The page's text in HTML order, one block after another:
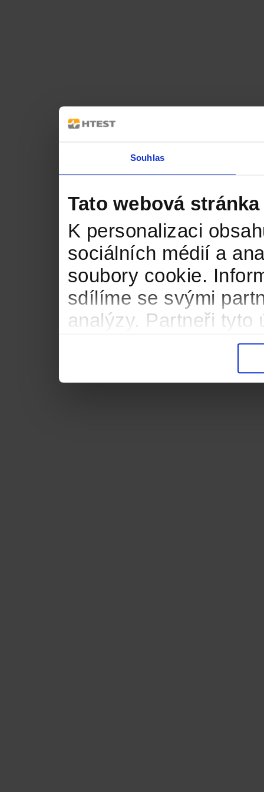
Souhlas
Tato webová
K personalizaci
sociálních médií a
soubory cookie.
sdílíme se svými
analýzy. Partneři tyto
informacemi, které